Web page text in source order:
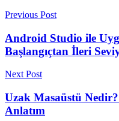
Previous Post
Android Studio ile
Başlangıçtan İleri
Next Post
Uzak Masaüstü
Anlatım